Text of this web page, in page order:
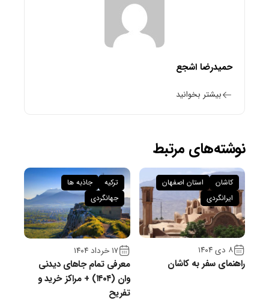
حمیدرضا اشجع
بیشتر بخوانید
نوشته‌های مرتبط
۸ دی ۱۴۰۴
راهنمای سفر به کاشان
کاشان
استان اصفهان
ایرانگردی
۱۷ خرداد ۱۴۰۴
معرفی تمام جاهای دیدنی
وان (۱۴۰۴) + مراکز خرید و
تفریح
ترکیه
جاذبه ها
جهانگردی